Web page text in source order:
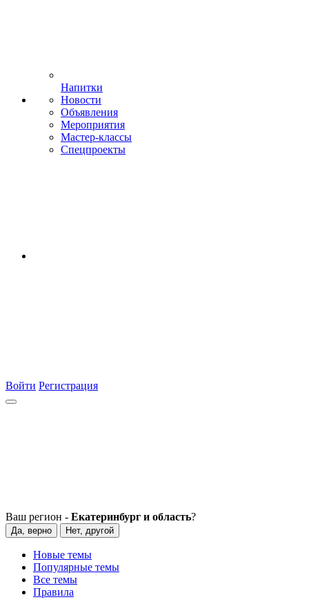
Напитки
Новости
Объявления
Мероприятия
Мастер-классы
Спецпроекты
Войти Регистрация
Ваш регион - Екатеринбург и область?
Да, верно Нет, другой
Новые темы
Популярные темы
Все темы
Правила